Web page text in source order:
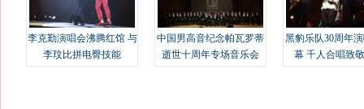
李克勤演唱会沸腾红馆 与
李玟比拼电臀技能
中国男高音纪念帕瓦罗蒂
逝世十周年专场音乐会
黑豹乐队30周年
幕 千人合唱致